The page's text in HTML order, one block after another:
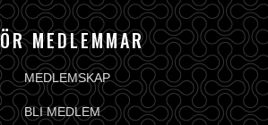
MEDLEMMAR
MEDLEMSKAP
BLI MEDLEM